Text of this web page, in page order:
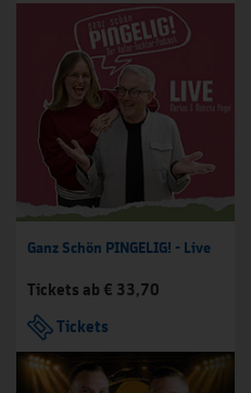
Ganz Schön PINGELIG! - Live
Tickets ab € 33,70
Tickets